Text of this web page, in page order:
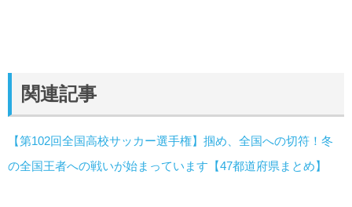
関連記事
【第102回全国高校サッカー選手権】掴め、全国への切符！冬
の全国王者への戦いが始まっています【47都道府県まとめ】